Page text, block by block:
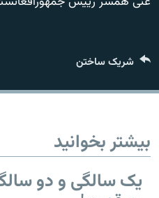
تماس
همۀ سایت‌های رادیو آزادی/
شریک ساختن
بیشتر بخوانید
یک سالگی و دو